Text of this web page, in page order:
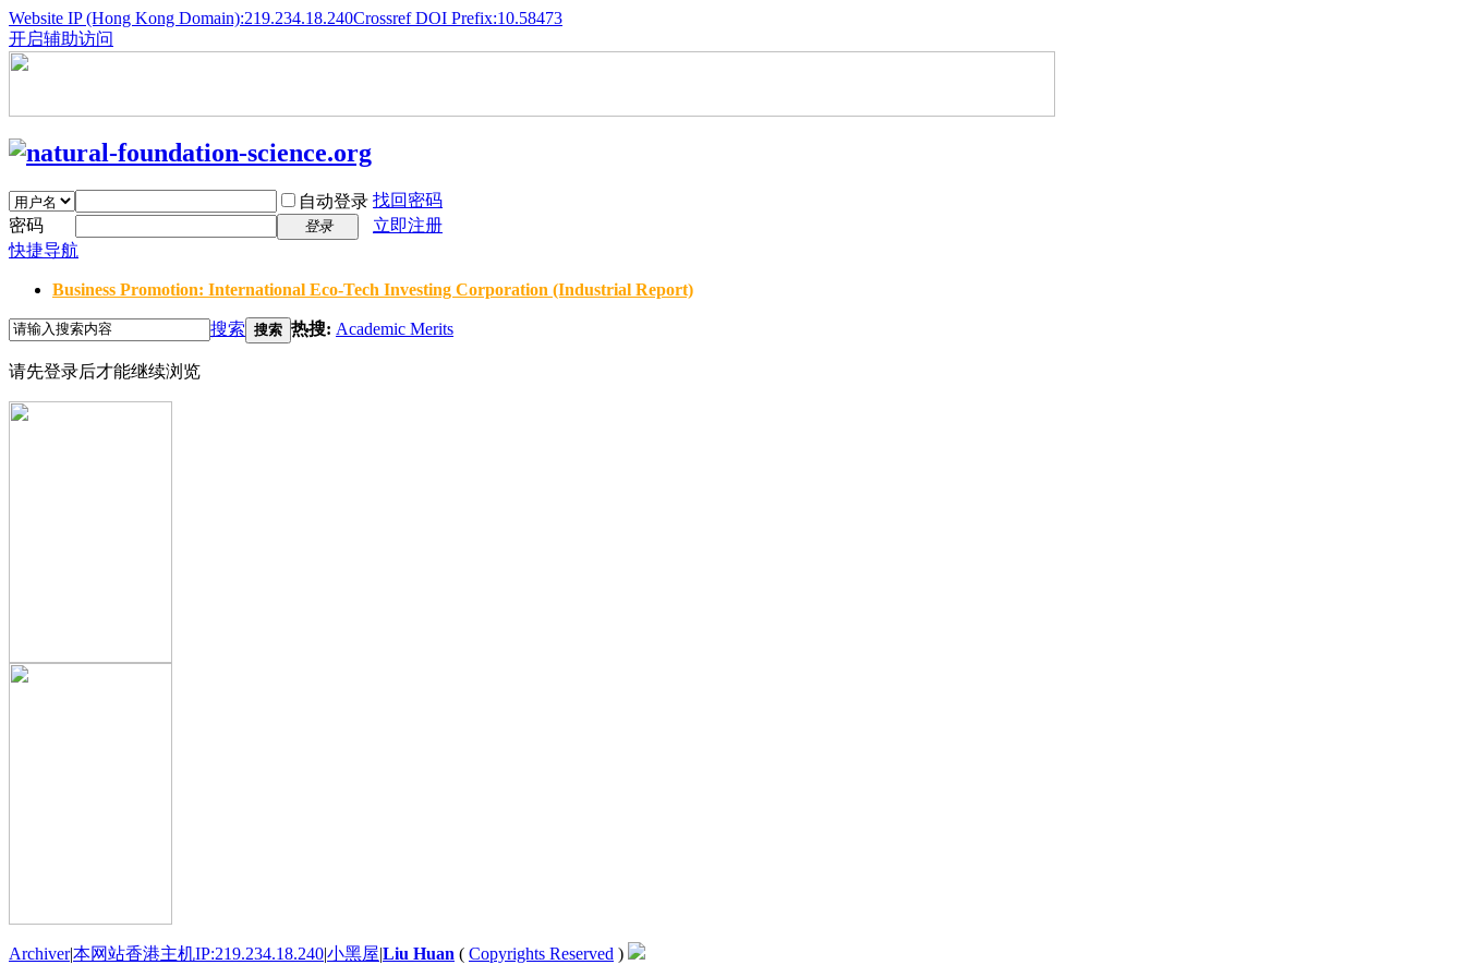
Website IP (Hong Kong Domain):219.234.18.240Crossref DOI Prefix:10.58473
开启辅助访问
自动登录 找回密码
密码
登录
立即注册
快捷导航
Business Promotion: International Eco-Tech Investing Corporation (Industrial Report)
搜索 搜索 热搜: Academic Merits
请先登录后才能继续浏览
Archiver|本网站香港主机IP:219.234.18.240|小黑屋|Liu Huan ( Copyrights Reserved )